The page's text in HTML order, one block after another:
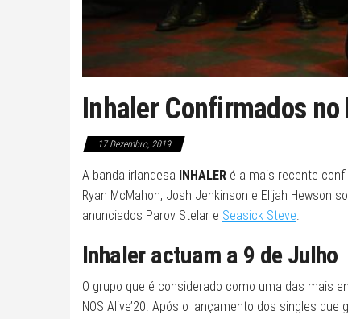
Inhaler Confirmados no
17 Dezembro, 2019
A banda irlandesa INHALER é a mais recente
Ryan McMahon, Josh Jenkinson e Elijah Hewson
anunciados Parov Stelar e Seasick Steve
Inhaler actuam a 9 de Julho
O grupo que é considerado como uma das mais
NOS Alive’20. Após o lançamento dos singles que